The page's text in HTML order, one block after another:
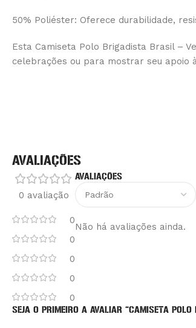
50% Poliéster: Oferece durabilidade,
Esta Camiseta Polo Brigadista Brasil –
celebrações ou para mostrar seu apoio
AVALIAÇÕES
0 avaliação
0
0
0
0
0
AVALIAÇÕES
Não há avaliações ainda.
SEJA O PRIMEIRO A AVALIAR “CAMISETA